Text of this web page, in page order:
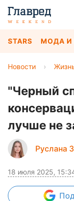
STARS МОДА И
Новости ›
"Черный
лучше не
Руслана
18 июля 2025,